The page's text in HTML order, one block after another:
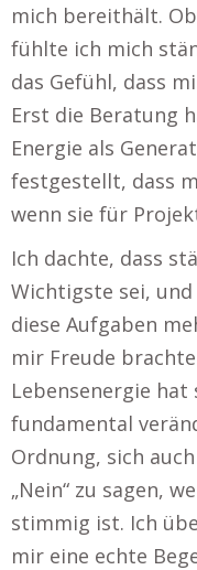
mich bereithält.
fühlte ich mich
das Gefühl, dass
Erst die Beratung
Energie als
festgestellt, dass
wenn sie für
Ich dachte, dass
Wichtigste sei,
diese Aufgaben
mir Freude
Lebensenergie
fundamental
Ordnung, sich
„Nein“ zu sagen,
stimmig ist. Ich
mir eine echte